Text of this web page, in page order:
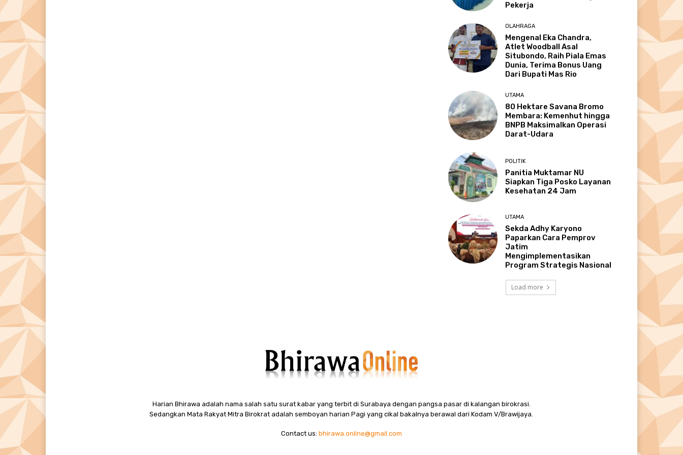
Pekerja
OLAHRAGA
Mengenal Eka Chandra,
Atlet Woodball Asal
Situbondo, Raih Piala Emas
Dunia, Terima Bonus Uang
Dari Bupati Mas Rio
UTAMA
80 Hektare Savana Bromo
Membara: Kemenhut hingga
BNPB Maksimalkan Operasi
Darat-Udara
POLITIK
Panitia Muktamar NU
Siapkan Tiga Posko Layanan
Kesehatan 24 Jam
UTAMA
Sekda Adhy Karyono
Paparkan Cara Pemprov
Jatim
Mengimplementasikan
Program Strategis Nasional
Load more
Harian Bhirawa adalah nama salah satu surat kabar yang terbit di Surabaya dengan pangsa pasar di kalangan birokrasi.
Sedangkan Mata Rakyat Mitra Birokrat adalah semboyan harian Pagi yang cikal bakalnya berawal dari Kodam V/Brawijaya.
Contact us: bhirawa.online@gmail.com